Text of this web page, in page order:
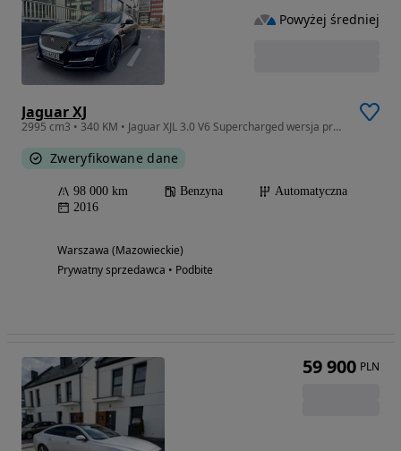
Jaguar XJ
2995 cm3 • 340 KM • Jaguar XJL 3.0 V6 Supercharged wersja prestiż Long
Zweryfikowane dane
98 000 km Benzyna
Automatyczna
2016
Warszawa (Mazowieckie)
Prywatny sprzedawca • Podbite
Powyżej średniej
59 900 PLN